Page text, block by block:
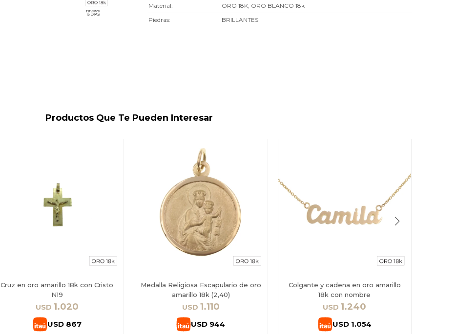
Material
ORO 18K, ORO BLANCO 18k
Piedras
BRILLANTES
Productos Que Te Pueden Interesar
Cruz en oro amarillo 18k con Cristo
N19
USD 1.020
USD 867
Medalla Religiosa Escapulario de oro
amarillo 18k (2,40)
USD 1.110
USD 944
Colgante y cadena en oro amarillo
18k con nombre
USD 1.240
USD 1.054